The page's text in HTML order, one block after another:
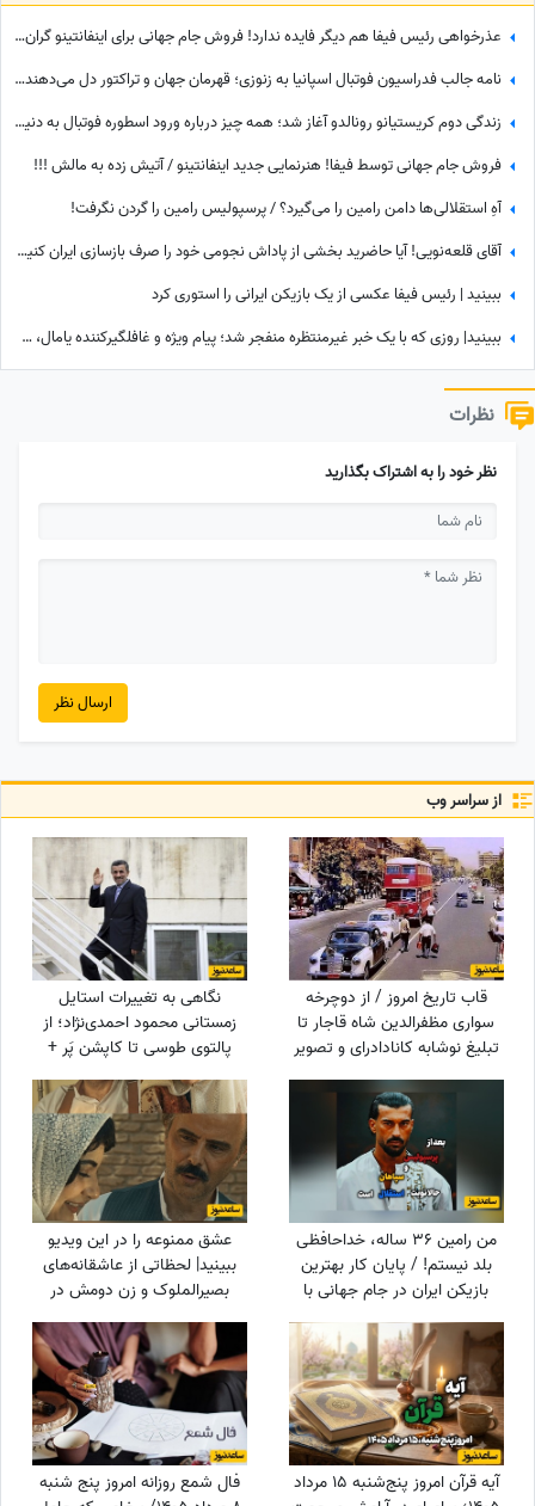
عذرخواهی رئیس فیفا هم دیگر فایده ندارد! فروش جام جهانی برای اینفانتینو گران تمام شد
نامه جالب فدراسیون فوتبال اسپانیا به زنوزی؛ قهرمان جهان و تراکتور دل می‌دهند و قلوه می‌گیرند!
زندگی دوم کریستیانو رونالدو آغاز شد؛ همه چیز درباره ورود اسطوره فوتبال به دنیای سینما
فروش جام جهانی توسط فیفا! هنرنمایی جدید اینفانتینو / آتیش زده به مالش !!!
آهِ استقلالی‌ها دامن رامین را می‌گیرد؟ / پرسپولیس رامین را گردن نگرفت!
آقای قلعه‌نویی! آیا حاضرید بخشی از پاداش نجومی خود را صرف بازسازی ایران کنید؟+فیلم
ببینید | رئیس فیفا عکسی از یک بازیکن ایرانی را استوری کرد
ببینید| روزی که با یک خبر غیرمنتظره منفجر شد؛ پیام ویژه و غافلگیرکننده یامال، ستاره تیم اسپانیا برای دختر 28 ساله داور صداتو چه بود؟
نظرات
نظر خود را به اشتراک بگذارید
ارسال نظر
از سراسر وب
قاب تاریخ امروز / از دوچرخه
سواری مظفرالدین شاه قاجار تا
تبلیغ نوشابه ‌کانادادرای و تصویر
دیده نشده از جردن که کم از
لس‌آنجلس نداره + عکس
نگاهی به تغییرات استایل
زمستانی محمود احمدی‌نژاد؛ از
پالتوی طوسی تا کاپشن پَر +
عکس
من رامین 36 ساله، خداحافظی
بلد نیستم! / پایان کار بهترین
بازیکن ایران در جام جهانی با
استقلال تهران
عشق ممنوعه را در این ویدیو
ببینید| لحظاتی از عاشقانه‌های
بصیرالملوک و زن دومش در
بامداد خمار؛ از مشاعره دلبرانه
تا....
آیه قرآن امروز پنج‌شنبه 15 مرداد
فال شمع روزانه امروز پنج شنبه